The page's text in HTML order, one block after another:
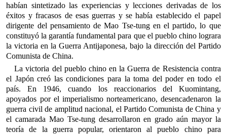
habían sintetizado las experiencias y lecciones derivadas de los
éxitos y fracasos de esas guerras y se había establecido el papel
dirigente del pensamiento de Mao Tse-tung en el partido, lo que
constituyó la garantía fundamental para que el pueblo chino lograra
la victoria en la Guerra Antijaponesa, bajo la dirección del Partido
Comunista de China.
La victoria del pueblo chino en la Guerra de Resistencia contra
el Japón creó las condiciones para la toma del poder en todo el
país. En 1946, cuando los reaccionarios del Kuomintang,
apoyados por el imperialismo norteamericano, desencadenaron la
guerra civil de amplitud nacional, el Partido Comunista de China y
el camarada Mao Tse-tung desarrollaron en grado aún mayor la
teoría de la guerra popular, orientaron al pueblo chino para